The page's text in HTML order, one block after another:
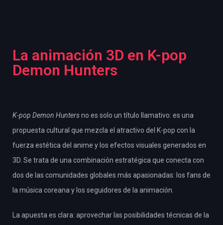
La animación 3D en K-pop
Demon Hunters
K-pop Demon Huntersno es solo un título llamativo: es una
propuesta cultural que mezcla el atractivo del K-pop con la
fuerza estética del anime y los efectos visuales generados en
3D. Se trata de una combinación estratégica que conecta con
dos de las comunidades globales más apasionadas: los fans de
la música coreana y los seguidores de la animación.
La apuesta es clara: aprovechar las posibilidades técnicas de la